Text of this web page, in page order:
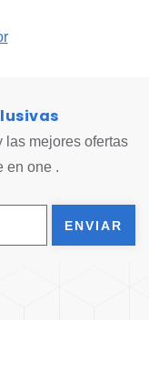
Opens in a new tab.
las mejores ofertas
en one .
ENVIAR